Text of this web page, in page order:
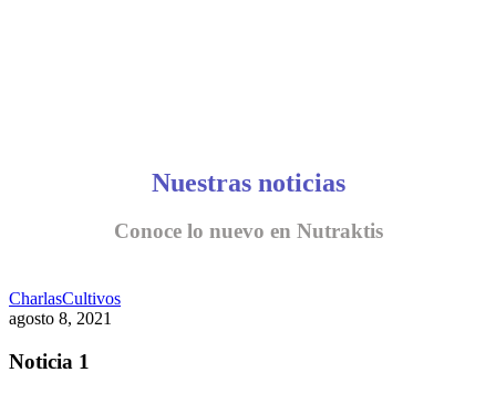
Nuestras noticias
Conoce lo nuevo en Nutraktis
CharlasCultivos
agosto 8, 2021
Noticia 1